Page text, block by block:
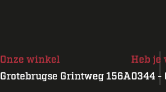
Onze winkel
Grotebrugse Grintweg 156A
Heb je
0344 -